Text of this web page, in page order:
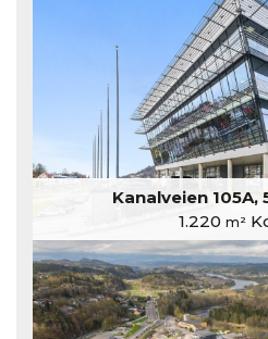
Kanalveien
1.220 m²